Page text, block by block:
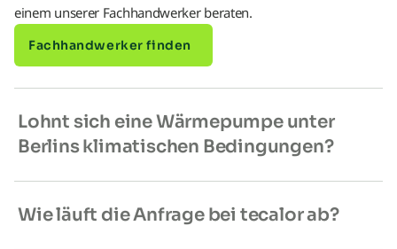
einem unserer Fachhandwerker beraten.
Fachhandwerker finden
Lohnt sich eine Wärmepumpe unter
Berlins klimatischen Bedingungen?
Wie läuft die Anfrage bei tecalor ab?